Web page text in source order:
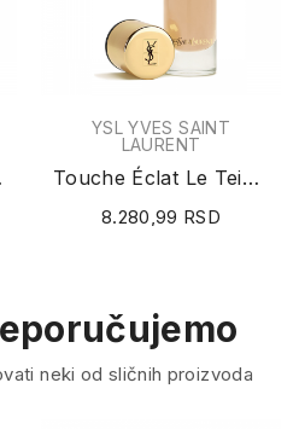
YSL YVES SAINT
LAURENT
Touche Éclat Le Teint BD 10 Warm Porcelain 30ml
8.280,99 RSD
neki od sličnih proizvoda